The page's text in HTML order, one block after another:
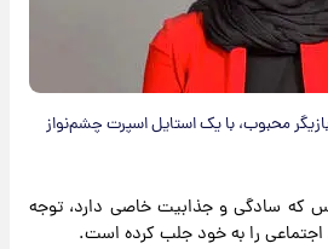
محبوب، با یک استایل اسپرت چشم‌نواز
سادگی و جذابیت خاصی دارد، توجه
اجتماعی را به خود جلب کرده است.